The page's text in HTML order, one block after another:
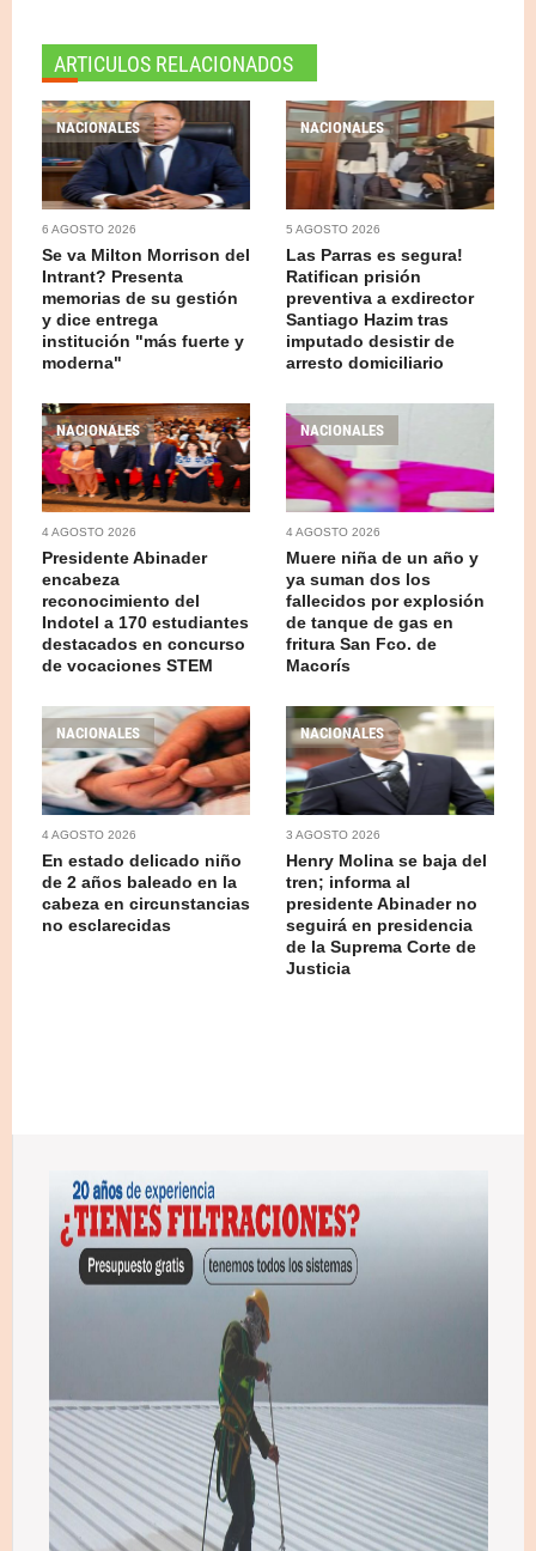
ARTICULOS RELACIONADOS
NACIONALES
6 AGOSTO 2026
Se va Milton Morrison del
Intrant? Presenta
memorias de su gestión
y dice entrega
institución "más fuerte y
moderna"
NACIONALES
5 AGOSTO 2026
Las Parras es segura!
Ratifican prisión
preventiva a exdirector
Santiago Hazim tras
imputado desistir de
arresto domiciliario
NACIONALES
4 AGOSTO 2026
Presidente Abinader
encabeza
reconocimiento del
Indotel a 170 estudiantes
destacados en concurso
de vocaciones STEM
NACIONALES
4 AGOSTO 2026
Muere niña de un año y
ya suman dos los
fallecidos por explosión
de tanque de gas en
fritura San Fco. de
Macorís
NACIONALES
4 AGOSTO 2026
En estado delicado niño
de 2 años baleado en la
cabeza en circunstancias
no esclarecidas
NACIONALES
3 AGOSTO 2026
Henry Molina se baja del
tren; informa al
presidente Abinader no
seguirá en presidencia
de la Suprema Corte de
Justicia